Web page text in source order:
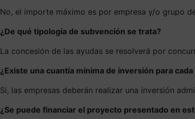
No, el importe máximo es por empresa y/o grupo
¿De qué tipología de subvención se trata?
La concesión de las ayudas se resolverá por
¿Existe una cuantía mínima de inversión para
Si, las empresas deberán realizar una inversión
¿Se puede financiar el proyecto presentado en